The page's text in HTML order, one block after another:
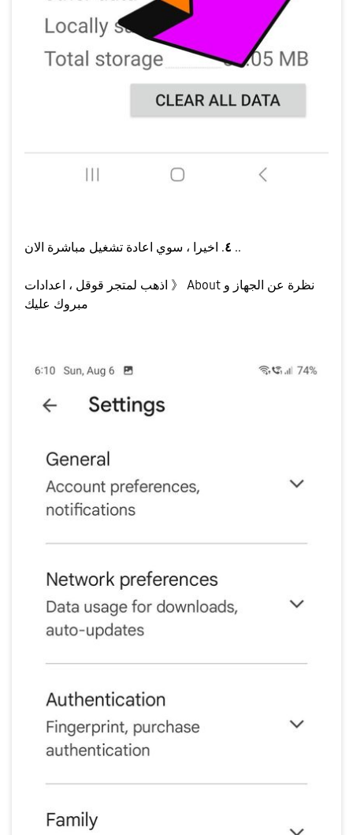
٤ . اخيرا ، سوي اعادة تشغيل مباشرة الان ..
اذهب لمتجر قوقل ، اعدادات 》 About نظرة عن الجهاز و
مبروك عليك